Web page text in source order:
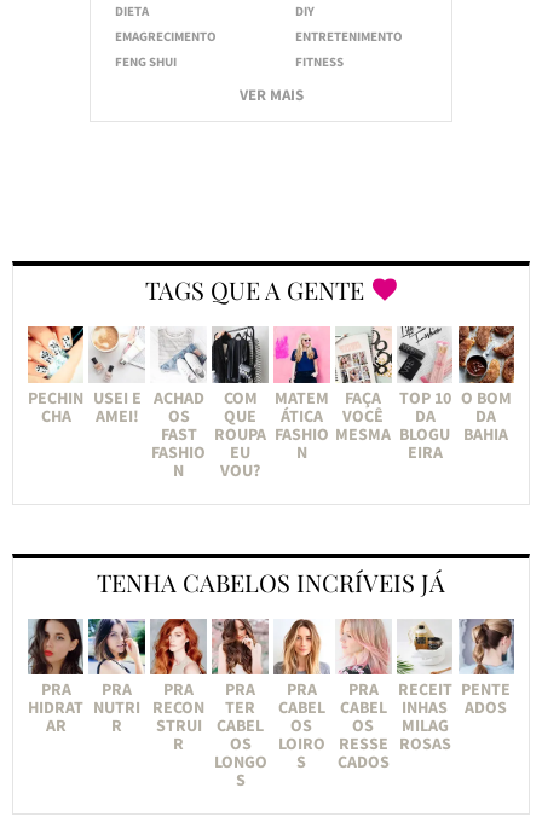
DIETA
DIY
EMAGRECIMENTO
ENTRETENIMENTO
FENG SHUI
FITNESS
VER MAIS
TAGS QUE A GENTE
PECHIN
CHA
USEI E
AMEI!
ACHAD
OS
FAST
FASHIO
N
COM
QUE
ROUPA
EU
VOU?
MATEM
ÁTICA
FASHIO
N
FAÇA
VOCÊ
MESMA
TOP 10
DA
BLOGU
EIRA
O BOM
DA
BAHIA
TENHA CABELOS INCRÍVEIS JÁ
PRA
HIDRAT
AR
PRA
NUTRI
R
PRA
RECON
STRUI
R
PRA
TER
CABEL
OS
LONGO
S
PRA
CABEL
OS
LOIRO
S
PRA
CABEL
OS
RESSE
CADOS
RECEIT
INHAS
MILAG
ROSAS
PENTE
ADOS